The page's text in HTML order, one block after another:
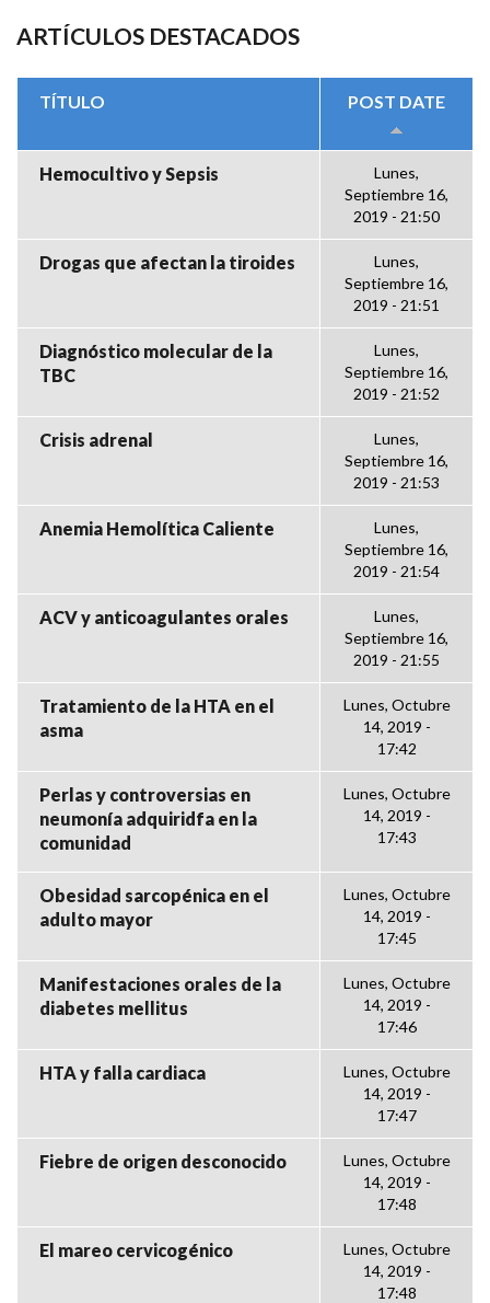
ARTÍCULOS DESTACADOS
TÍTULO POST DATE
Hemocultivo y Sepsis
Lunes,
Septiembre 16,
2019 - 21:50
Drogas que afectan la tiroides
Lunes,
Septiembre 16,
2019 - 21:51
Diagnóstico molecular de la
TBC
Lunes,
Septiembre 16,
2019 - 21:52
Crisis adrenal
Lunes,
Septiembre 16,
2019 - 21:53
Anemia Hemolítica Caliente
Lunes,
Septiembre 16,
2019 - 21:54
ACV y anticoagulantes orales
Lunes,
Septiembre 16,
2019 - 21:55
Tratamiento de la HTA en el
asma
Lunes, Octubre
14, 2019 -
17:42
Perlas y controversias en
neumonía adquiridfa en la
comunidad
Lunes, Octubre
14, 2019 -
17:43
Obesidad sarcopénica en el
adulto mayor
Lunes, Octubre
14, 2019 -
17:45
Manifestaciones orales de la
diabetes mellitus
Lunes, Octubre
14, 2019 -
17:46
HTA y falla cardiaca
Lunes, Octubre
14, 2019 -
17:47
Fiebre de origen desconocido
Lunes, Octubre
14, 2019 -
17:48
El mareo cervicogénico
Lunes, Octubre
14, 2019 -
17:48